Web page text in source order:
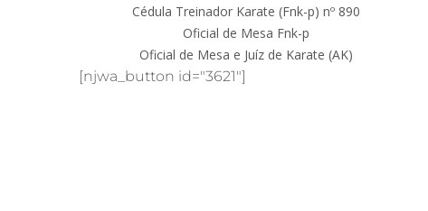
Cédula Treinador Karate (Fnk-p) nº 890
Oficial de Mesa Fnk-p
Oficial de Mesa e Juíz de Karate (AK)
[njwa_button id="3621"]